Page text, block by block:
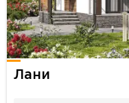
Лани